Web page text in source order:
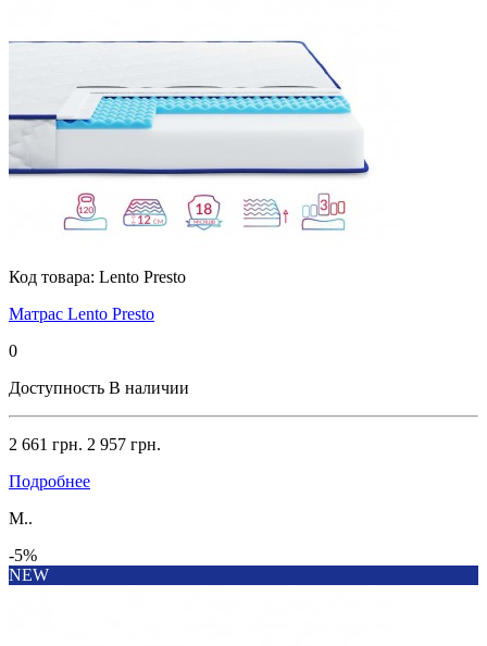
Код товара: Lento Presto
Матрас Lento Presto
0
Доступность В наличии
2 661 грн. 2 957 грн.
Подробнее
М..
-5%
NEW